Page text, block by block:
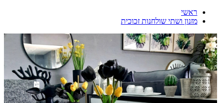
ראשי
מזנון ושתי שולחנות זכוכית